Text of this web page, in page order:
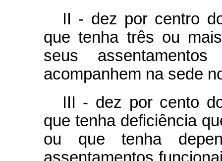
II - dez por centro
que tenha três ou
seus
acompanhem na sede
III - dez por cento
que tenha deficiência
ou que tenha